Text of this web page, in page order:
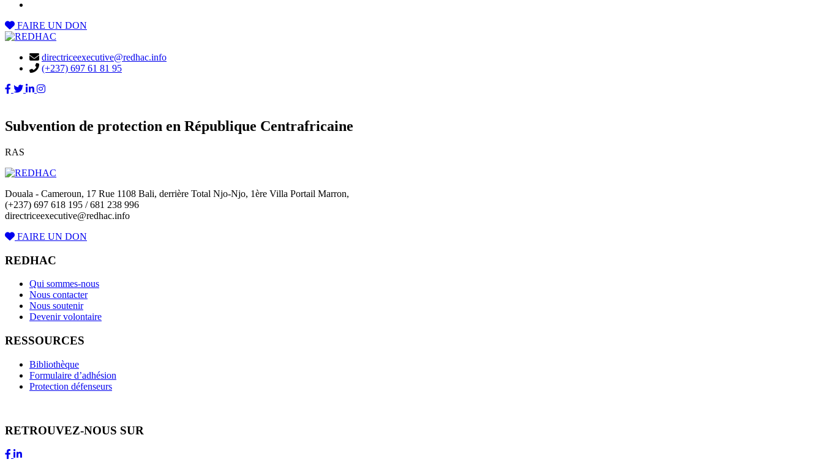
FAIRE UN DON
directriceexecutive@redhac.info
(+237) 697 61 81 95
Subvention de protection en République Centrafricaine
RAS
Douala - Cameroun, 17 Rue 1108 Bali, derrière Total Njo-Njo, 1ère Villa Portail Marron,
(+237) 697 618 195 / 681 238 996
directriceexecutive@redhac.info
FAIRE UN DON
REDHAC
Qui sommes-nous
Nous contacter
Nous soutenir
Devenir volontaire
RESSOURCES
Bibliothèque
Formulaire d’adhésion
Protection défenseurs
RETROUVEZ-NOUS SUR